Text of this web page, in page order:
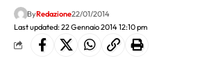
Last updated: 22 Gennaio 2014 12:10 pm
ByRedazione22/01/2014